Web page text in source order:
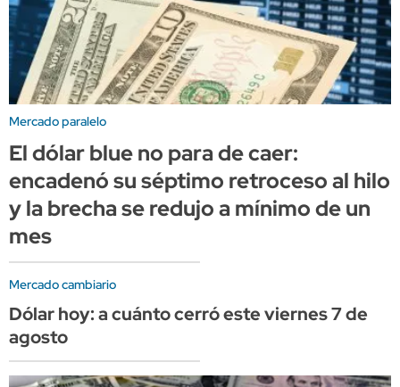
Mercado paralelo
El dólar blue no para de caer:
encadenó su séptimo retroceso al hilo
y la brecha se redujo a mínimo de un
mes
Mercado cambiario
Dólar hoy: a cuánto cerró este viernes 7 de
agosto